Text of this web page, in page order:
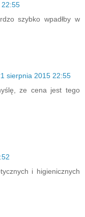
22:55
szybko wpadłby w
sierpnia 2015 22:55
ze cena jest tego
i higienicznych